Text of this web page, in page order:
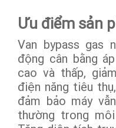
Ưu điểm sản
Van bypass gas
động cân bằng
cao và thấp,
điện năng tiêu
đảm bảo máy
thường trong